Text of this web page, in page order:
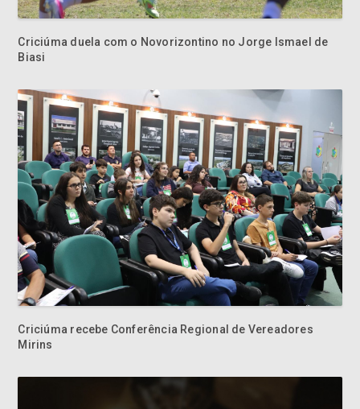
Criciúma duela com o Novorizontino no Jorge Ismael de
Biasi
Criciúma recebe Conferência Regional de Vereadores
Mirins